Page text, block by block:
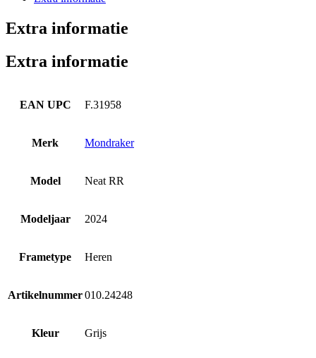
aantal
Extra informatie
Extra informatie
EAN UPC F.31958
Merk Mondraker
Model Neat RR
Modeljaar 2024
Frametype Heren
Artikelnummer010.24248
Kleur Grijs